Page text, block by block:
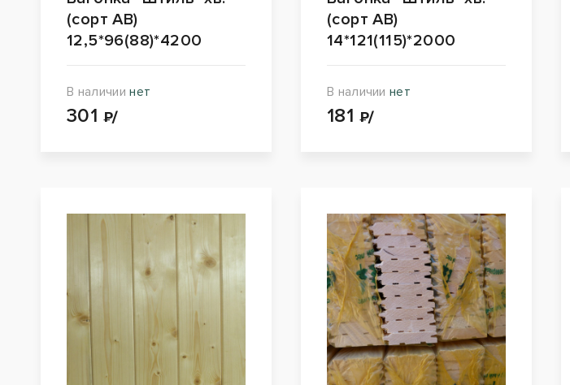
(сорт АВ)
12,5*96(88)*4200
В наличиинет
301 ₽/
(сорт АВ)
14*121(115)*2000
В наличиинет
181 ₽/